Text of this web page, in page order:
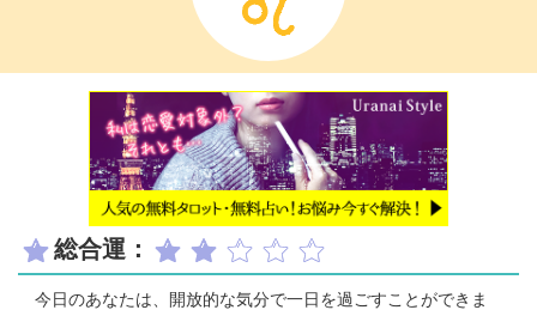
総合運：
今日のあなたは、開放的な気分で一日を過ごすことができま